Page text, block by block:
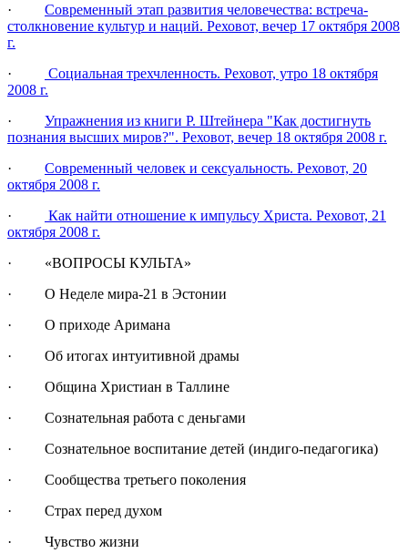
· Современный этап развития человечества: встреча-
столкновение культур и наций. Реховот, вечер 17 октября 2008
г.
·
Социальная трехчленность. Реховот, утро 18 октября
2008 г.
· Упражнения из книги Р. Штейнера "Как достигнуть
познания высших миров?". Реховот, вечер 18 октября 2008 г.
· Современный человек и сексуальность. Реховот, 20
октября 2008 г.
·
Как найти отношение к импульсу Христа. Реховот, 21
октября 2008 г.
· «ВОПРОСЫ КУЛЬТА»
· О Неделе мира-21 в Эстонии
· О приходе Аримана
· Об итогах интуитивной драмы
· Община Христиан в Таллине
· Сознательная работа с деньгами
· Сознательное воспитание детей (индиго-педагогика)
· Сообщества третьего поколения
· Страх перед духом
· Чувство жизни